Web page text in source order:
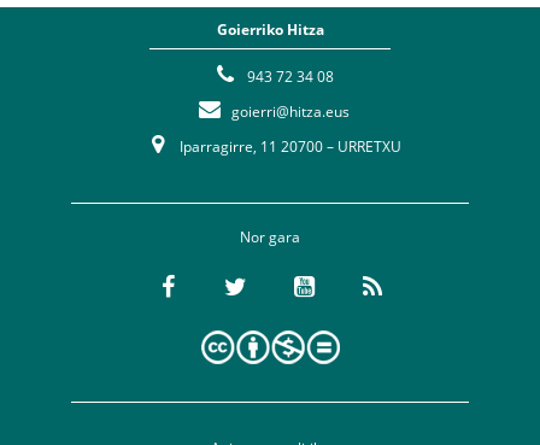
Goierriko Hitza
943 72 34 08
goierri@hitza.eus
Iparragirre, 11 20700 – URRETXU
Nor gara